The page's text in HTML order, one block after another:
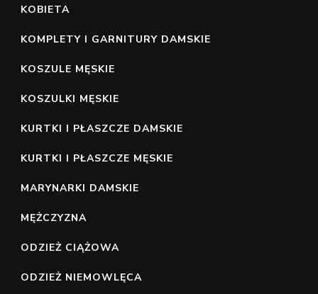
KOBIETA
KOMPLETY I GARNITURY DAMSKIE
KOSZULE MĘSKIE
KOSZULKI MĘSKIE
KURTKI I PŁASZCZE DAMSKIE
KURTKI I PŁASZCZE MĘSKIE
MARYNARKI DAMSKIE
MĘŻCZYZNA
ODZIEŻ CIĄŻOWA
ODZIEŻ NIEMOWLĘCA